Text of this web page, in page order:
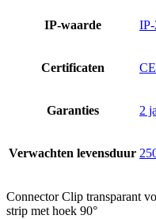
IP-waarde
Certificaten CE
Garanties 2
Verwachten levensduur
Connector Clip transparant
strip met hoek 90°